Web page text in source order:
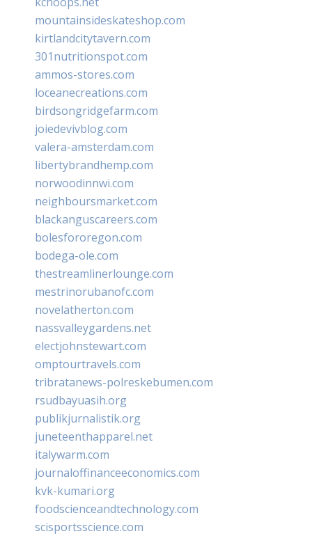
mountainsideskateshop.com
kirtlandcitytavern.com
301nutritionspot.com
ammos-stores.com
loceanecreations.com
birdsongridgefarm.com
joiedevivblog.com
valera-amsterdam.com
libertybrandhemp.com
norwoodinnwi.com
neighboursmarket.com
blackanguscareers.com
bolesfororegon.com
bodega-ole.com
thestreamlinerlounge.com
mestrinorubanofc.com
novelatherton.com
nassvalleygardens.net
electjohnstewart.com
omptourtravels.com
tribratanews-polreskebumen.com
rsudbayuasih.org
publikjurnalistik.org
juneteenthapparel.net
italywarm.com
journaloffinanceeconomics.com
kvk-kumari.org
foodscienceandtechnology.com
scisportsscience.com